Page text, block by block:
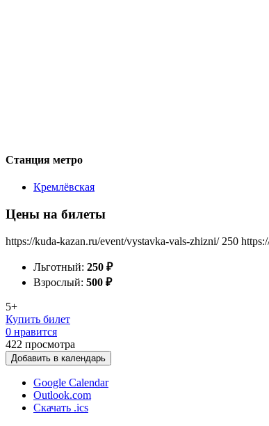
Станция метро
Кремлёвская
Цены на билеты
https://kuda-kazan.ru/event/vystavka-vals-zhizni/ 250
Льготный: 250 ₽
Взрослый: 500 ₽
5+
Купить билет
0 нравится
422 просмотра
Добавить в календарь
Google Calendar
Outlook.com
Скачать .ics